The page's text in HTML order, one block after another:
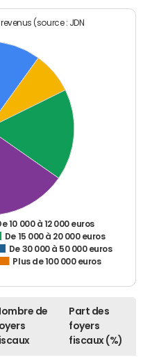
(source : JDN
10 000 à 12 000 euros
De 15 000 à 20 000 euros
De 30 000 à 50 000 euros
Plus de 100 000 euros
de
Part des
foyers
fiscaux (%)